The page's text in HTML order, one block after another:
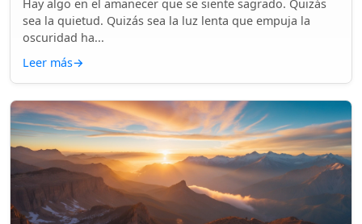
Hay algo en el amanecer que se siente sagrado. Quizás
sea la quietud. Quizás sea la luz lenta que empuja la
oscuridad ha...
Leer más→